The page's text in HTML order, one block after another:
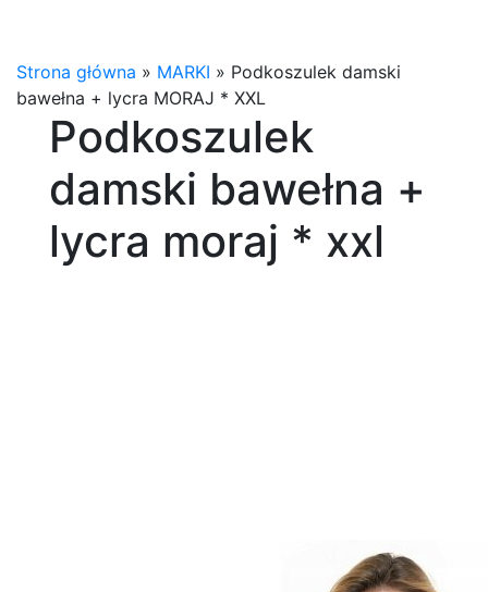
Strona główna » MARKI » Podkoszulek damski
bawełna + lycra MORAJ * XXL
Podkoszulek
damski bawełna +
lycra moraj * xxl